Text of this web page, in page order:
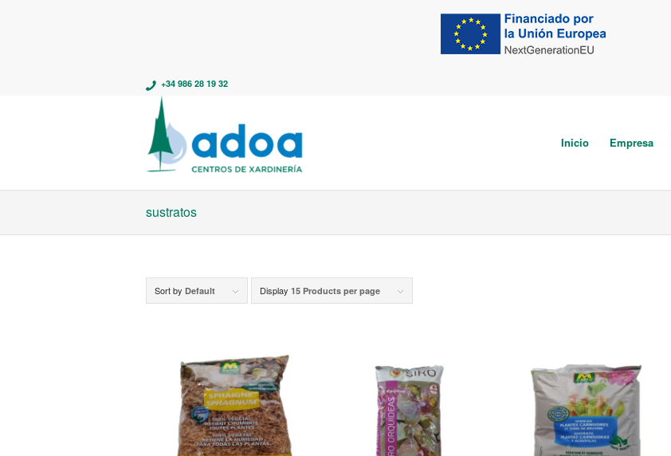
+34 986 28 19 32
Inicio Empresa
sustratos
Sort by Default Display 15 Products per page